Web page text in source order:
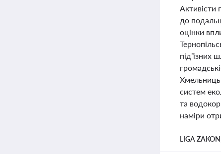
Активісти
до
оцінки
під’їзних
систем
та
наміри
LIGA